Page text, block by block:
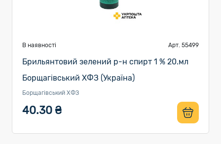
В наявності Арт. 55499
Брильянтовий зелений р-н спирт 1 % 20.мл
Борщагівський ХФЗ (Україна)
Борщагівський ХФЗ
40.30 ₴